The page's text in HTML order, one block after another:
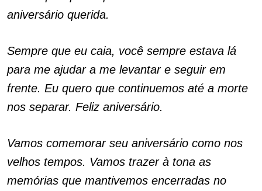
aniversário querida.
Sempre que eu caia, você sempre estava lá
para me ajudar a me levantar e seguir em
frente. Eu quero que continuemos até a morte
nos separar. Feliz aniversário.
Vamos comemorar seu aniversário como nos
velhos tempos. Vamos trazer à tona as
memórias que mantivemos encerradas no